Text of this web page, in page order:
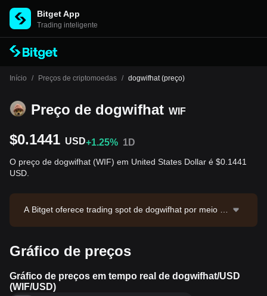
Bitget App
Trading inteligente
Início / Preços de criptomoedas / dogwifhat (preço)
Preço de dogwifhat WIF
$0.1441 USD+1.25% 1D
O preço de dogwifhat (WIF) em United States Dollar é $0.1441
USD.
A Bitget oferece trading spot de dogwifhat por meio d
7. dogwifhat possui valor de mercado de $143,958,97
3.89 e oferta em circulação de 998.84M WIF. Fonte d
os dados: Bitget. Última atualização: 2026-08-10 13:1
7:41.
Gráfico de preços
Gráfico de preços em tempo real de dogwifhat/USD
(WIF/USD)